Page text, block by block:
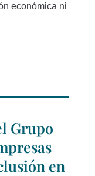
económica ni
Grupo
en